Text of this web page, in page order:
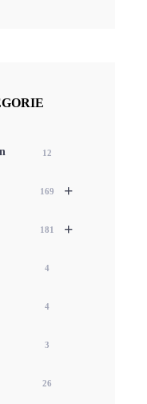
12
+
169
+
181
4
4
3
26